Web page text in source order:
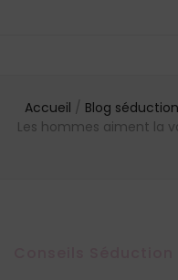
Accueil / Blog séduction
Les hommes aiment la